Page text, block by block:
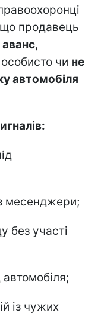
продавець
,
чи не
автомобіля
месенджери;
без участі
із чужих